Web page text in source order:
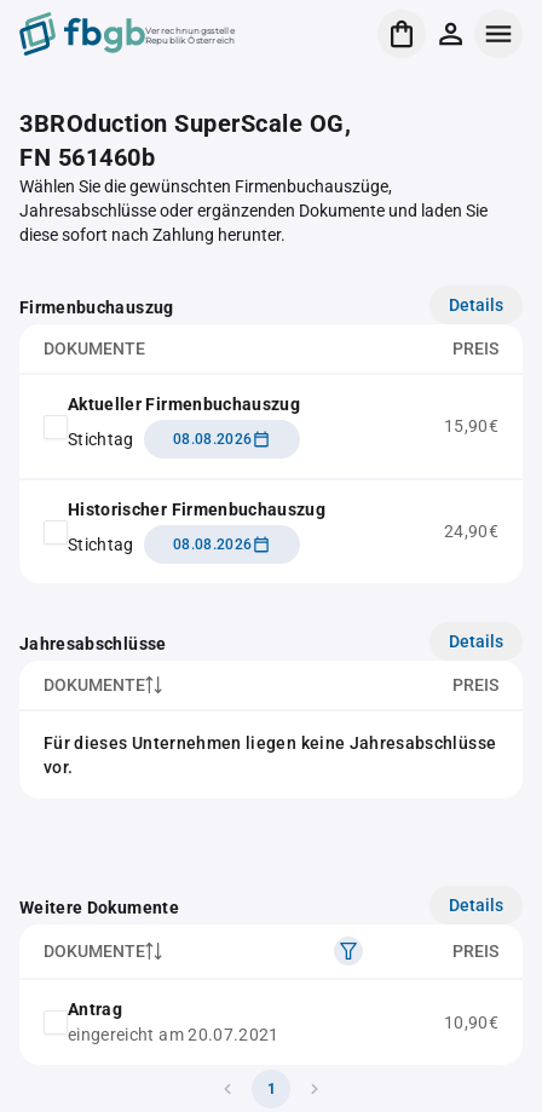
Verrechnungsstelle
Republik Österreich
3BROduction SuperScale OG,
FN 561460b
Wählen Sie die gewünschten Firmenbuchauszüge,
Jahresabschlüsse oder ergänzenden Dokumente und laden Sie
diese sofort nach Zahlung herunter.
Firmenbuchauszug Details
DOKUMENTE PREIS
Aktueller Firmenbuchauszug
Stichtag
08.08.2026
15,90€
Historischer Firmenbuchauszug
Stichtag
08.08.2026
24,90€
Jahresabschlüsse Details
DOKUMENTE PREIS
Für dieses Unternehmen liegen keine Jahresabschlüsse
vor.
Weitere Dokumente Details
DOKUMENTE PREIS
Antrag
eingereicht am 20.07.2021
10,90€
1